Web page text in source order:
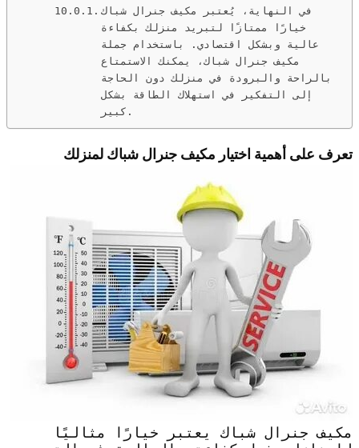
في النهاية، يُعتبر مكيف جنرال شباك
خيارًا ممتازًا لتبريد منزلك بكفاءة
عالية وبشكل اقتصادي. باستخدام جملة
مكيف جنرال شباك، يمكنك الاستمتاع
بالراحة والبرودة في منزلك دون الحاجة
إلى التفكير في استهلاك الطاقة بشكل
كبير.
تعرف على أهمية اختيار مكيف جنرال شباك لمنزلك
مكيف جنرال شباك يعتبر خيارًا مثاليًا